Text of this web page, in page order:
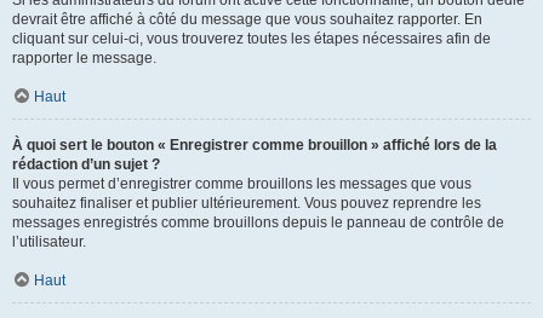
devrait être affiché à côté du message que vous souhaitez rapporter. En
cliquant sur celui-ci, vous trouverez toutes les étapes nécessaires afin de
rapporter le message.
Haut
À quoi sert le bouton « Enregistrer comme brouillon » affiché lors de la
rédaction d’un sujet ?
Il vous permet d’enregistrer comme brouillons les messages que vous
souhaitez finaliser et publier ultérieurement. Vous pouvez reprendre les
messages enregistrés comme brouillons depuis le panneau de contrôle de
l’utilisateur.
Haut